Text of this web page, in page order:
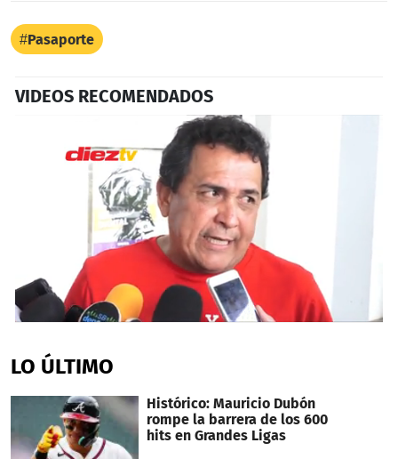
Pasaporte
VIDEOS RECOMENDADOS
of
1
40
seconds
LO ÚLTIMO
Histórico: Mauricio Dubón
rompe la barrera de los 600
hits en Grandes Ligas